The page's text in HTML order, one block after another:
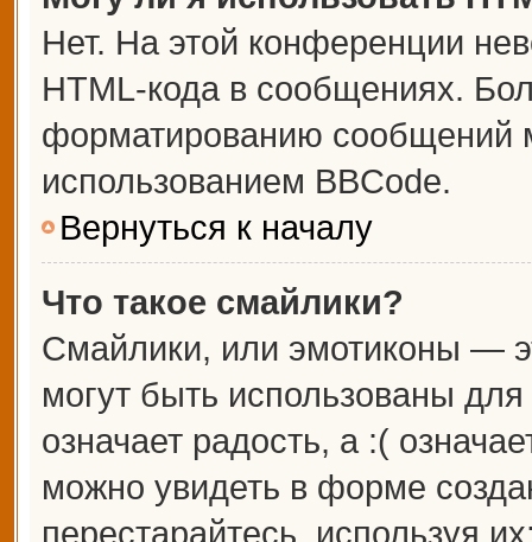
Нет. На этой конференции
HTML-кода в сообщениях.
форматированию сообщений
использованием BBCode.
Вернуться к началу
Что такое смайлики?
Смайлики, или эмотиконы —
могут быть использованы
означает радость, а :(
можно увидеть в форме
перестарайтесь, используя